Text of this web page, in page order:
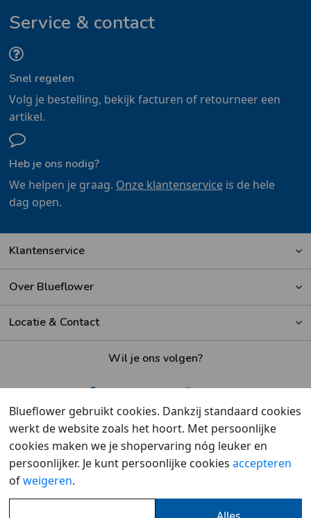
Service & contact
Snel regelen
Volg je bestelling, bekijk facturen of retourneer een
artikel.
Heb je ons nodig?
We helpen je graag. Onze klantenserviceis de hele
dag open.
Klantenservice
Over Blueflower
Locatie & Contact
Wil je ons volgen?
door klanten
Blueflower gebruikt cookies. Dankzij standaard cookies
werkt de website zoals het hoort. Met persoonlijke
cookies maken we je shopervaring nóg leuker en
persoonlijker. Je kunt persoonlijke cookies accepteren
ofweigeren.